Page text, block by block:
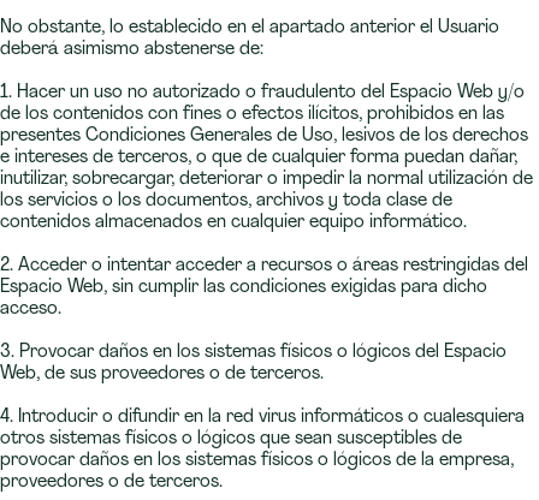
No obstante, lo establecido en el apartado anterior el Usuario
deberá asimismo abstenerse de:
1. Hacer un uso no autorizado o fraudulento del Espacio Web y/o
de los contenidos con fines o efectos ilícitos, prohibidos en las
presentes Condiciones Generales de Uso, lesivos de los derechos
e intereses de terceros, o que de cualquier forma puedan dañar,
inutilizar, sobrecargar, deteriorar o impedir la normal utilización de
los servicios o los documentos, archivos y toda clase de
contenidos almacenados en cualquier equipo informático.
2. Acceder o intentar acceder a recursos o áreas restringidas del
Espacio Web, sin cumplir las condiciones exigidas para dicho
acceso.
3. Provocar daños en los sistemas físicos o lógicos del Espacio
Web, de sus proveedores o de terceros.
4. Introducir o difundir en la red virus informáticos o cualesquiera
otros sistemas físicos o lógicos que sean susceptibles de
provocar daños en los sistemas físicos o lógicos de la empresa,
proveedores o de terceros.